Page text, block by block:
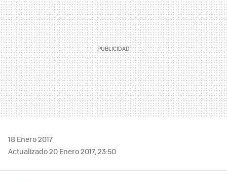
18 Enero 2017
Actualizado 20 Enero 2017, 23:50